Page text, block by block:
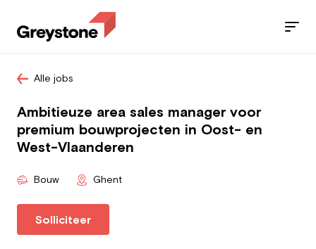
Jobs
Diensten
Sectoren
Alle jobs
Ambitieuze area sales manager voor
premium bouwprojecten in Oost- en
West-Vlaanderen
Bouw Ghent
Solliciteer